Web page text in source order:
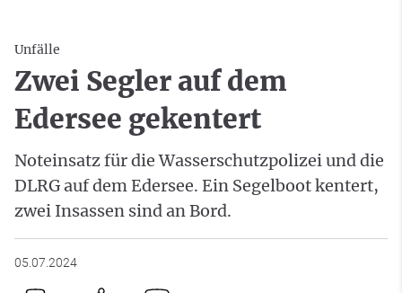
Unfälle
Zwei Segler auf dem
Edersee gekentert
Noteinsatz für die Wasserschutzpolizei und die
DLRG auf dem Edersee. Ein Segelboot kentert,
zwei Insassen sind an Bord.
05.07.2024